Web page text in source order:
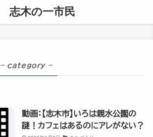
志木の一市民
– category –
動画：【志木市】いろは親水公園の
謎！カフェはあるのにアレがない？